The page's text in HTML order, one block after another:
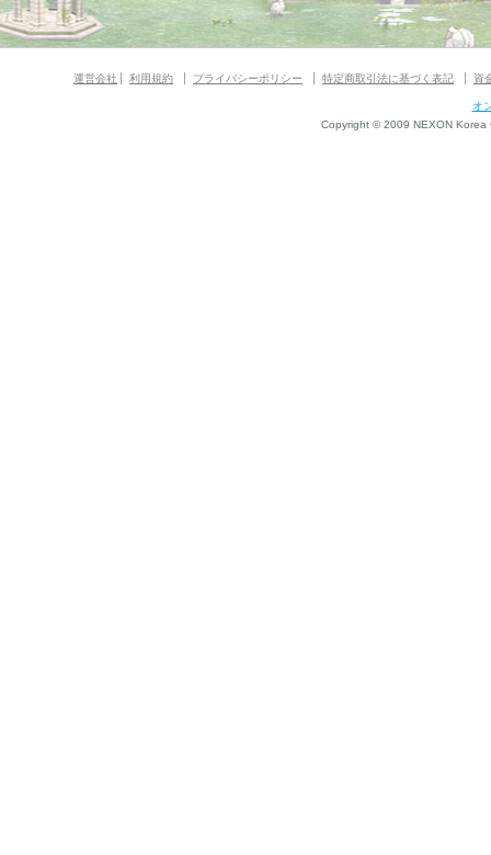
運営会社 利用規約 プライバシーポリシー 特定商取引法に基づく表記 資
オ
Copyright © 2009 NEXON Korea